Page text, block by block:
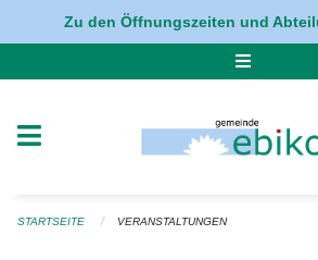
Navigation überspringen
Zu den Öffnungszeiten und
STARTSEITE VERANSTALTUNGEN